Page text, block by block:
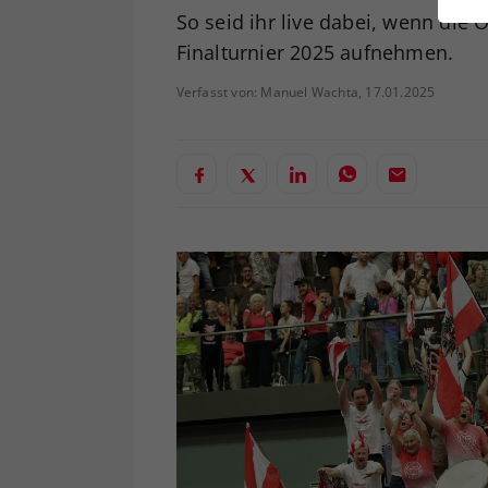
So seid ihr live dabei, wenn die
Finalturnier 2025 aufnehmen.
Verfasst von: Manuel Wachta, 17.01.2025